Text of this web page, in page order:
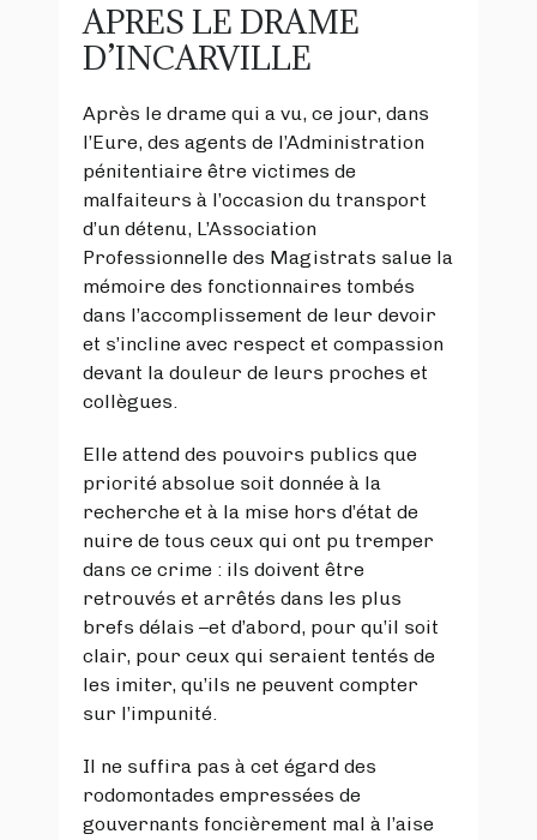
APRES LE DRAME
D’INCARVILLE
Après le drame qui a vu, ce jour, dans
l’Eure, des agents de l’Administration
pénitentiaire être victimes de
malfaiteurs à l’occasion du transport
d’un détenu, L’Association
Professionnelle des Magistrats salue la
mémoire des fonctionnaires tombés
dans l’accomplissement de leur devoir
et s’incline avec respect et compassion
devant la douleur de leurs proches et
collègues.
Elle attend des pouvoirs publics que
priorité absolue soit donnée à la
recherche et à la mise hors d’état de
nuire de tous ceux qui ont pu tremper
dans ce crime : ils doivent être
retrouvés et arrêtés dans les plus
brefs délais –et d’abord, pour qu’il soit
clair, pour ceux qui seraient tentés de
les imiter, qu’ils ne peuvent compter
sur l’impunité.
Il ne suffira pas à cet égard des
rodomontades empressées de
gouvernants foncièrement mal à l’aise